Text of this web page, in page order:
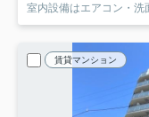
室内設備はエアコン・洗
賃貸マンション